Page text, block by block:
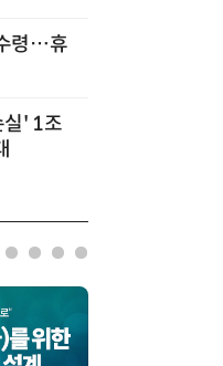
령…휴
실' 1조